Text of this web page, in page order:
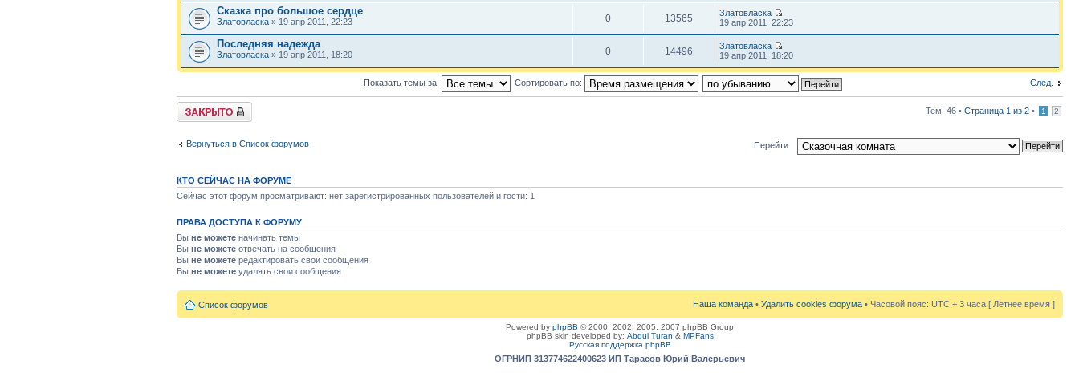
Сказка про большое сердце
Златовласка » 19 апр 2011, 22:23 0 13565
Златовласка
19 апр 2011, 22:23
Последняя надежда
Златовласка » 19 апр 2011, 18:20 0 14496
Златовласка
19 апр 2011, 18:20
След.
Показать темы за: Сортировать по:
Форум закрыт Тем: 46 • Страница 1 из 2 • 1 2
Вернуться в Список форумов Перейти:
КТО СЕЙЧАС НА ФОРУМЕ
Сейчас этот форум просматривают: нет зарегистрированных пользователей и гости: 1
ПРАВА ДОСТУПА К ФОРУМУ
Вы не можете начинать темы
Вы не можете отвечать на сообщения
Вы не можете редактировать свои сообщения
Вы не можете удалять свои сообщения
Список форумов Наша команда • Удалить cookies форума • Часовой пояс: UTC + 3 часа [ Летнее время ]
Powered by phpBB © 2000, 2002, 2005, 2007 phpBB Group
phpBB skin developed by: Abdul Turan & MPFans
Русская поддержка phpBB
ОГРНИП 313774622400623 ИП Тарасов Юрий Валерьевич